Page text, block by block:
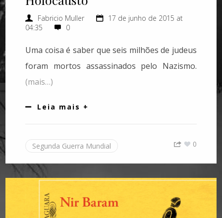
Fabricio Muller
17 de junho de 2015 at
04:35
0
Uma coisa é saber que seis milhões de judeus
foram mortos assassinados pelo Nazismo.
(mais…)
Leia mais +
Segunda Guerra Mundial 0